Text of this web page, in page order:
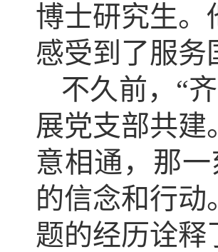
博士研究生。
感受到了服务
不久前，“
展党支部共
意相通，那
的信念和行
题的经历诠释